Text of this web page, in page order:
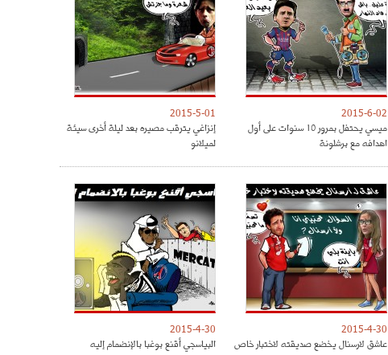
2015-6-02
ميسي يحتفل بمرور 10 سنوات على أول
اهدافه مع برشلونة
2015-5-01
إنزاغي يترقب مصيره بعد ليلة أخرى سيئة
لميلانو
2015-4-30
عاشق لارسنال يخضع صديقته لاختبار خاص
2015-4-30
البياسجي أقنع بوغبا بالإنضمام إليه